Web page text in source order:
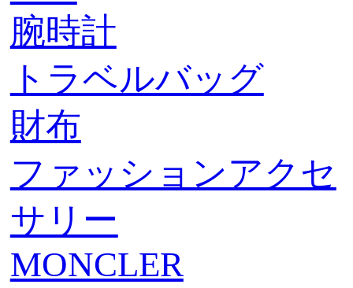
腕時計
トラベルバッグ
財布
ファッションアクセ
サリー
MONCLER